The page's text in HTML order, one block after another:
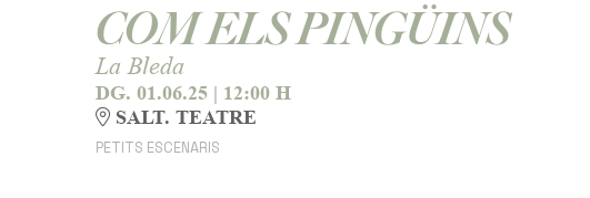
COM ELS PINGÜINS
La Bleda
DG. 01.06.25 | 12:00 H
SALT. TEATRE
PETITS ESCENARIS